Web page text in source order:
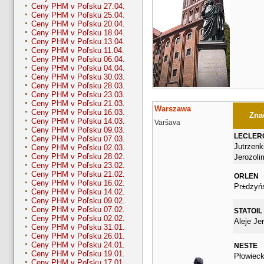
Ceny PHM v Poľsku 27.04.
Ceny PHM v Poľsku 25.04.
Ceny PHM v Poľsku 20.04.
Ceny PHM v Poľsku 18.04.
Ceny PHM v Poľsku 13.04.
Ceny PHM v Poľsku 11.04.
Ceny PHM v Poľsku 06.04.
Ceny PHM v Poľsku 04.04.
Ceny PHM v Poľsku 30.03.
Ceny PHM v Poľsku 28.03.
Ceny PHM v Poľsku 23.03.
Ceny PHM v Poľsku 21.03.
Ceny PHM v Poľsku 16.03.
Ceny PHM v Poľsku 14.03.
Ceny PHM v Poľsku 09.03.
Ceny PHM v Poľsku 07.03.
Ceny PHM v Poľsku 02.03.
Ceny PHM v Poľsku 28.02.
Ceny PHM v Poľsku 23.02.
Ceny PHM v Poľsku 21.02.
Ceny PHM v Poľsku 16.02.
Ceny PHM v Poľsku 14.02.
Ceny PHM v Poľsku 09.02.
Ceny PHM v Poľsku 07.02.
Ceny PHM v Poľsku 02.02.
Ceny PHM v Poľsku 31.01.
Ceny PHM v Poľsku 26.01.
Ceny PHM v Poľsku 24.01.
Ceny PHM v Poľsku 19.01.
Warszawa
Varšava
ORLEN
STATOIL
Aleje
NESTE